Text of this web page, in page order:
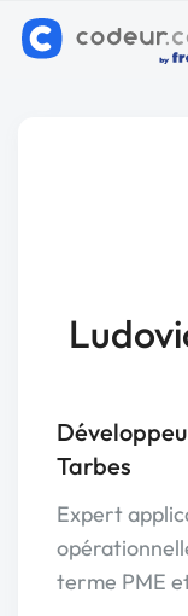
Tarbes
Expert
terme PME